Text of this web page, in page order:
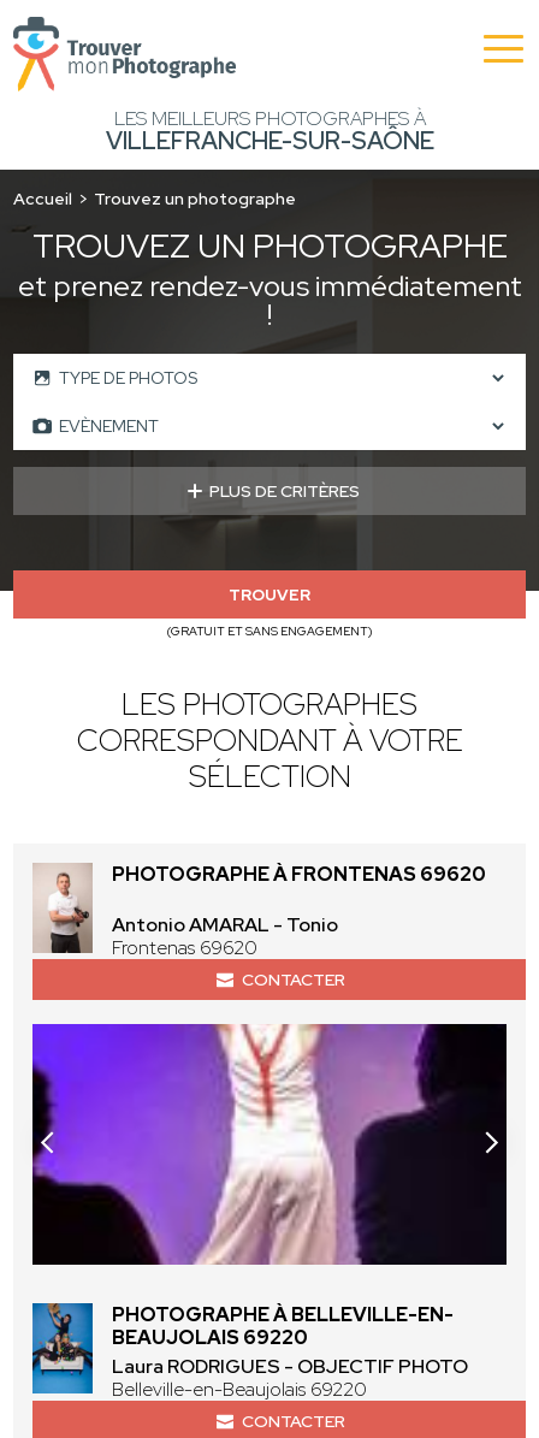
LES MEILLEURS PHOTOGRAPHES À
VILLEFRANCHE-SUR-SAÔNE
Accueil Trouvez un photographe
TROUVEZ UN PHOTOGRAPHE
et prenez rendez-vous immédiatement
!
PLUS DE CRITÈRES
TROUVER
(GRATUIT ET SANS ENGAGEMENT)
LES PHOTOGRAPHES
CORRESPONDANT À VOTRE
SÉLECTION
PHOTOGRAPHE À FRONTENAS 69620
Antonio AMARAL - Tonio
Frontenas 69620
CONTACTER
PHOTOGRAPHE À BELLEVILLE-EN-
BEAUJOLAIS 69220
Laura RODRIGUES - OBJECTIF PHOTO
Belleville-en-Beaujolais 69220
CONTACTER